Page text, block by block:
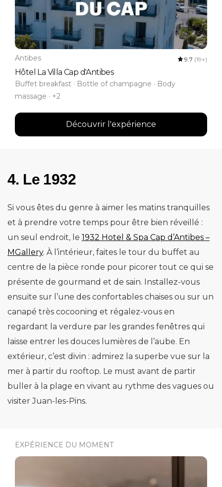
Antibes 9.7 (19+)
Hôtel La Villa Cap d'Antibes
Buffet breakfast · Bottle of champagne · Body
massage · +2
Découvrir l'expérience
4. Le 1932
Si vous êtes du genre à aimer les matins tranquilles
et à prendre votre temps pour être bien réveillé :
un seul endroit, le 1932 Hotel & Spa Cap d’Antibes –
MGallery. À l’intérieur, faites le tour du buffet au
centre de la pièce ronde pour picorer tout ce qui se
présente de gourmand et de sain. Installez-vous
ensuite sur l’une des confortables chaises ou sur un
canapé très cocooning et régalez-vous en
regardant la verdure par les grandes fenêtres qui
laisse entrer les douces lumières de l’aube. En
extérieur, c’est divin : admirez la superbe vue sur la
mer à partir du rooftop. Le must avant de partir
buller à la plage en vivant au rythme des vagues ou
visiter Juan-les-Pins.
EXPÉRIENCE DU MOMENT